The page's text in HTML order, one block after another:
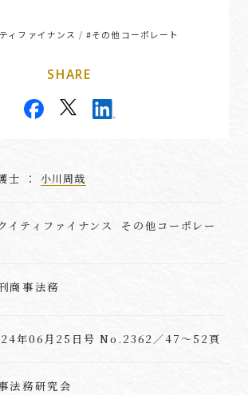
ィファイナンス /#その他コーポレート
SHARE
士 ： 小川周哉
イティファイナンス その他コーポレー
商事法務
年06月25日号 No.2362／47～52頁
法務研究会